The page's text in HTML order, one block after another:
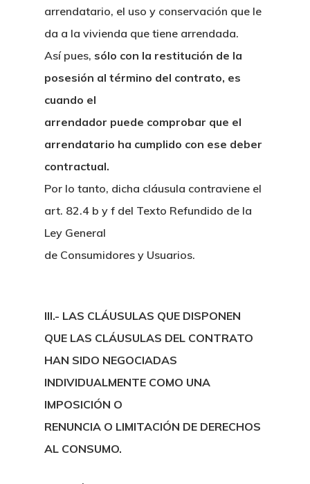
arrendatario, el uso y conservación que le
da a la vivienda que tiene arrendada.
Así pues, sólo con la restitución de la
posesión al término del contrato, es
cuando el
arrendador puede comprobar que el
arrendatario ha cumplido con ese deber
contractual.
Por lo tanto, dicha cláusula contraviene el
art. 82.4 b y f del Texto Refundido de la
Ley General
de Consumidores y Usuarios.
III.- LAS CLÁUSULAS QUE DISPONEN
QUE LAS CLÁUSULAS DEL CONTRATO
HAN SIDO NEGOCIADAS
INDIVIDUALMENTE COMO UNA
IMPOSICIÓN O
RENUNCIA O LIMITACIÓN DE DERECHOS
AL CONSUMO.
Inicio
Noticias
Sentencias